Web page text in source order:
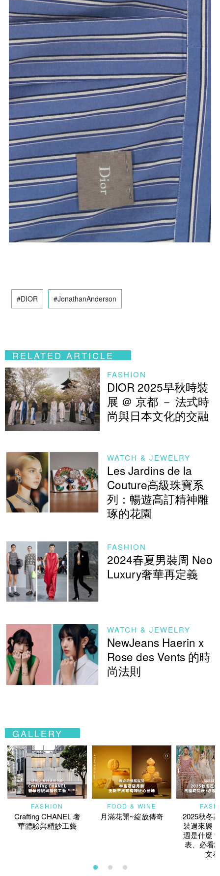
#DIOR #JonathanAnderson
RELATED ARTICLE
FASHION
DIOR 2025早秋時裝
展 ＠ 京都 － 法式時
尚與日本文化的交融
WATCH & JEWELRY
Les Jardins de la
Couture高級珠寶系
列：暢遊高訂精神雕
琢的花園
FASHION
2024春夏男裝周 Neo
Luxury奢華再定義
WATCH & JEWELRY
NewJeans Haerin x
Rose des Vents 的時
尚法則
GALLERY
FASHION
Crafting CHANEL 奢
華體驗與精妙工藝
FOOD & WINE
月滿花開~綻放傳奇
2025秋冬
裝週來襲
週是什麼
表、必看
文